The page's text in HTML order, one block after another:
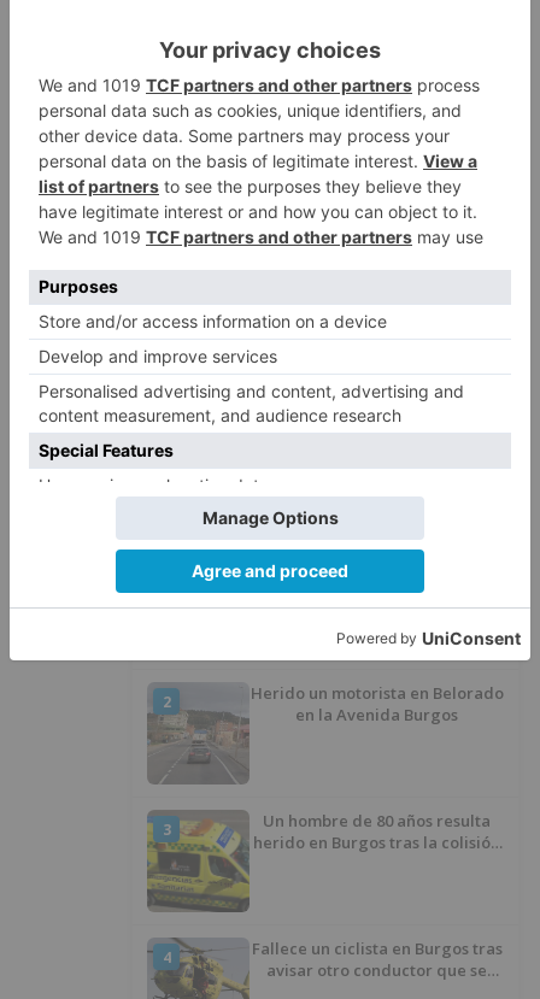
3
Santiago Lencina, nuevo
refuerzo del Burgos CF para la
temporada 2026/27
4
El Burgos CF anuncia que Álex
Lizancos ha sido operado con
éxito del menisco de su rodilla
5
Detenidas tres personas en
Quintanar de la Sierra con
hachís, cocaína y marihuana
ocultos en su vehículo
LO ÚLTIMO
La Junta no asistirá a la
Conferencia Sectorial de
Infancia y pide el retorno de los
menores a Marruecos desde
2
Herido un motorista en Belorado
en la Avenida Burgos
3
Un hombre de 80 años resulta
herido en Burgos tras la colisión
4
Fallece un ciclista en Burgos tras
avisar otro conductor que se